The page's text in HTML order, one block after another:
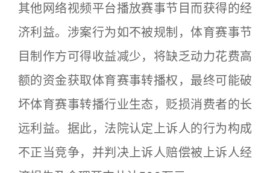
其他网络视频平台播放赛事节目而获得的经
济利益。涉案行为如不被规制，体育赛事节
目制作方可得收益减少，将缺乏动力花费高
额的资金获取体育赛事转播权，最终可能破
坏体育赛事转播行业生态，贬损消费者的长
远利益。据此，法院认定上诉人的行为构成
不正当竞争，并判决上诉人赔偿被上诉人经